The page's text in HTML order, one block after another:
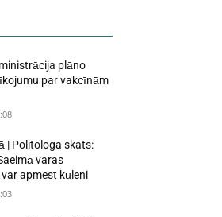
plāno
par vakcīnām
| Politologa skats:
varas
apmest kūleni